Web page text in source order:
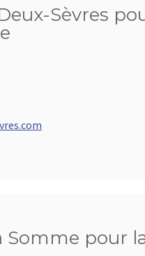
Sèvres
Somme pour